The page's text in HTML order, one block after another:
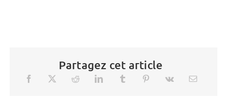
Partagez cet article